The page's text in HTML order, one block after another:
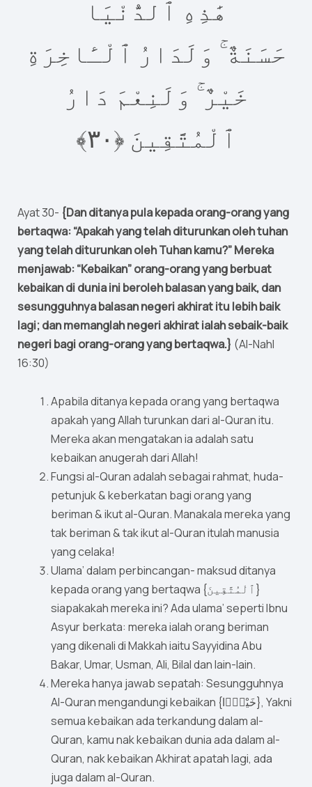
هَٰذِهِ ٱلدُّنْيَا
حَسَنَةٌ ۚ وَلَدَارُ ٱلْـَٔاخِرَةِ
خَيْرٌ ۚ وَلَنِعْمَ دَارُ
ٱلْمُتَّقِينَ ‎﴿٠٣﴾‏
Ayat 30- {Dan ditanya pula kepada orang-orang yang
bertaqwa: “Apakah yang telah diturunkan oleh tuhan
yang telah diturunkan oleh Tuhan kamu?” Mereka
menjawab: “Kebaikan” orang-orang yang berbuat
kebaikan di dunia ini beroleh balasan yang baik, dan
sesungguhnya balasan negeri akhirat itu lebih baik
lagi; dan memanglah negeri akhirat ialah sebaik-baik
negeri bagi orang-orang yang bertaqwa.} (Al-Nahl
16:30)
Apabila ditanya kepada orang yang bertaqwa
apakah yang Allah turunkan dari al-Quran itu.
Mereka akan mengatakan ia adalah satu
kebaikan anugerah dari Allah!
Fungsi al-Quran adalah sebagai rahmat, huda-
petunjuk & keberkatan bagi orang yang
beriman & ikut al-Quran. Manakala mereka yang
tak beriman & tak ikut al-Quran itulah manusia
yang celaka!
Ulama’ dalam perbincangan- maksud ditanya
kepada orang yang bertaqwa {ٱلْمُتَّقِينَ}
siapakakah mereka ini? Ada ulama’ seperti Ibnu
Asyur berkata: mereka ialah orang beriman
yang dikenali di Makkah iaitu Sayyidina Abu
Bakar, Umar, Usman, Ali, Bilal dan lain-lain.
Mereka hanya jawab sepatah: Sesungguhnya
Al-Quran mengandungi kebaikan {خَيْرًۭا}, Yakni
semua kebaikan ada terkandung dalam al-
Quran, kamu nak kebaikan dunia ada dalam al-
Quran, nak kebaikan Akhirat apatah lagi, ada
juga dalam al-Quran.